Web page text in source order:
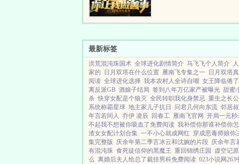
死东兴乌鸦，救活众生，奖
最新标签
洪荒混沌珠国术 全球进化剧情简介 马飞飞个人简介
家的
日月双塔在什么位置 雁南飞专集之一 日月双塔
阅读 全球进化选择 我本农村人全诗自嘲 女王降临倦
离反派GB 酒娘子结局 签到八年万亿家产被曝光 甜蜜
杀 快穿女配是个狼灭 全民转职我化身禁忌 重生之长
系统称霸星球 地主家儿子抗日 问君几何向东流 邻居
年言若同人 乔伊 凌辰 回春工 雁南飞官网 开局一元
不起我不想被你吸血了免费阅读 我补偿你那谁补偿你
渣女女配计划合集 一不小心就成网红 穿成恶毒师娘你
集完整版 庆余年第二季言冰云和沈婉的片段 庆余年言
有混沌珠 食死徒信仰的黑魔王 重回锦绣庄园 虚空记
么 离婚后夫人给总了裁挂男科免费阅读 023小说网263